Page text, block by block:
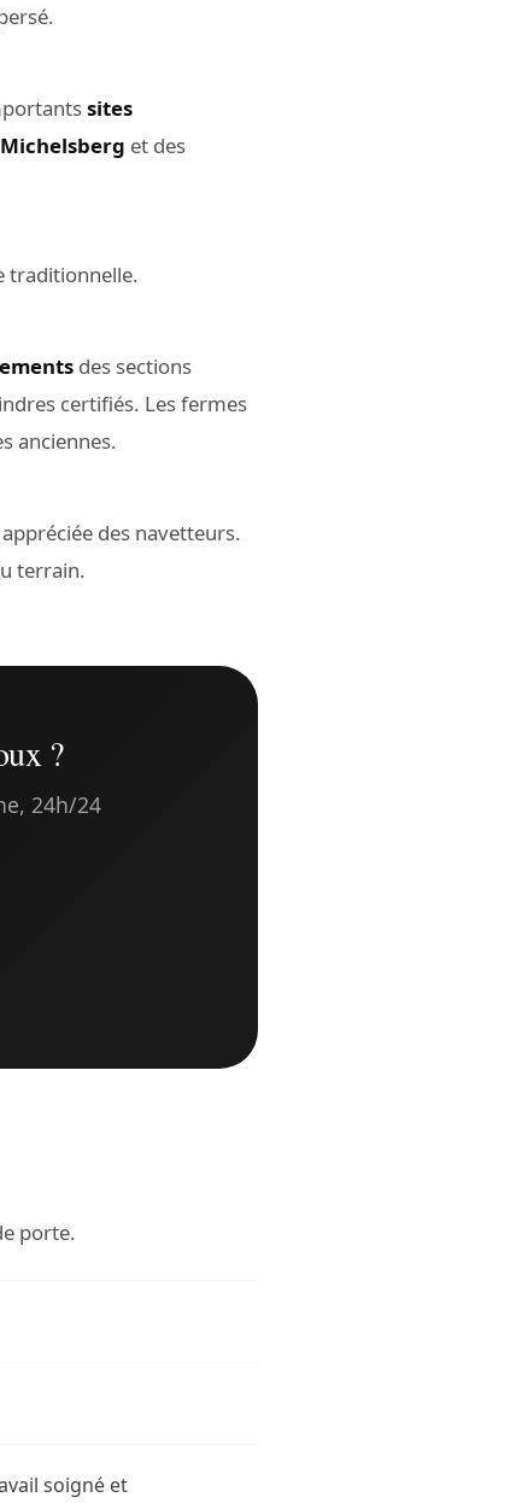
sites
et des
traditionnelle.
des sections
certifiés. Les fermes
anciennes.
des navetteurs.
terrain.
?
24h/24
porte.
soigné et